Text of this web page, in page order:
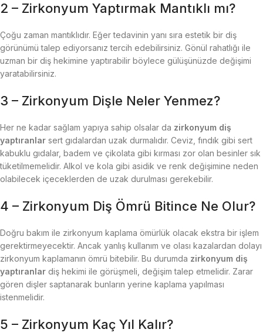
2 – Zirkonyum Yaptırmak Mantıklı mı?
Çoğu zaman mantıklıdır. Eğer tedavinin yanı sıra estetik bir diş
görünümü talep ediyorsanız tercih edebilirsiniz. Gönül rahatlığı ile
uzman bir diş hekimine yaptırabilir böylece gülüşünüzde değişimi
yaratabilirsiniz.
3 – Zirkonyum Dişle Neler Yenmez?
Her ne kadar sağlam yapıya sahip olsalar da zirkonyum diş
yaptıranlar sert gıdalardan uzak durmalıdır. Ceviz, fındık gibi sert
kabuklu gıdalar, badem ve çikolata gibi kırması zor olan besinler sık
tüketilmemelidir. Alkol ve kola gibi asidik ve renk değişimine neden
olabilecek içeceklerden de uzak durulması gerekebilir.
4 – Zirkonyum Diş Ömrü Bitince Ne Olur?
Doğru bakım ile zirkonyum kaplama ömürlük olacak ekstra bir işlem
gerektirmeyecektir. Ancak yanlış kullanım ve olası kazalardan dolayı
zirkonyum kaplamanın ömrü bitebilir. Bu durumda zirkonyum diş
yaptıranlar diş hekimi ile görüşmeli, değişim talep etmelidir. Zarar
gören dişler saptanarak bunların yerine kaplama yapılması
istenmelidir.
5 – Zirkonyum Kaç Yıl Kalır?